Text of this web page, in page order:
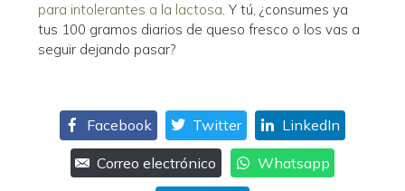
para intolerantes a la lactosa. Y tú, ¿consumes ya
tus 100 gramos diarios de queso fresco o los vas a
seguir dejando pasar?
Facebook Twitter LinkedIn
Correo electrónico Whatsapp